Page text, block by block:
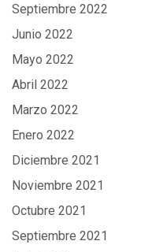
Septiembre 2022
Junio 2022
Mayo 2022
Abril 2022
Marzo 2022
Enero 2022
Diciembre 2021
Noviembre 2021
Octubre 2021
Septiembre 2021